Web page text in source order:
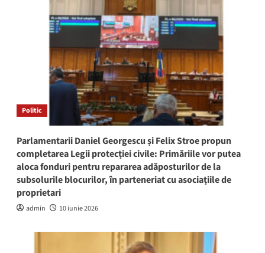
Politic
Parlamentarii Daniel Georgescu și Felix Stroe propun
completarea Legii protecției civile: Primăriile vor putea
aloca fonduri pentru repararea adăposturilor de la
subsolurile blocurilor, în parteneriat cu asociațiile de
proprietari
admin 10 iunie 2026